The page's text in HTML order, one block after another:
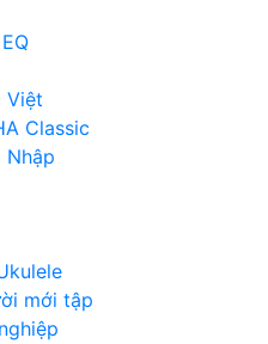
Việt
Classic
Nhập
mới tập